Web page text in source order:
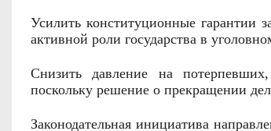
Усилить конституционные гарантии
активной роли государства в
Снизить давление на
поскольку решение о прекращении
Законодательная инициатива